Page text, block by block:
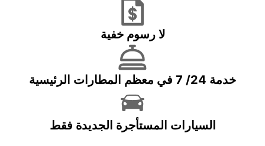
لا رسوم خفية
خدمة 24/ 7 في معظم المطارات الرئيسية
السيارات المستأجرة الجديدة فقط